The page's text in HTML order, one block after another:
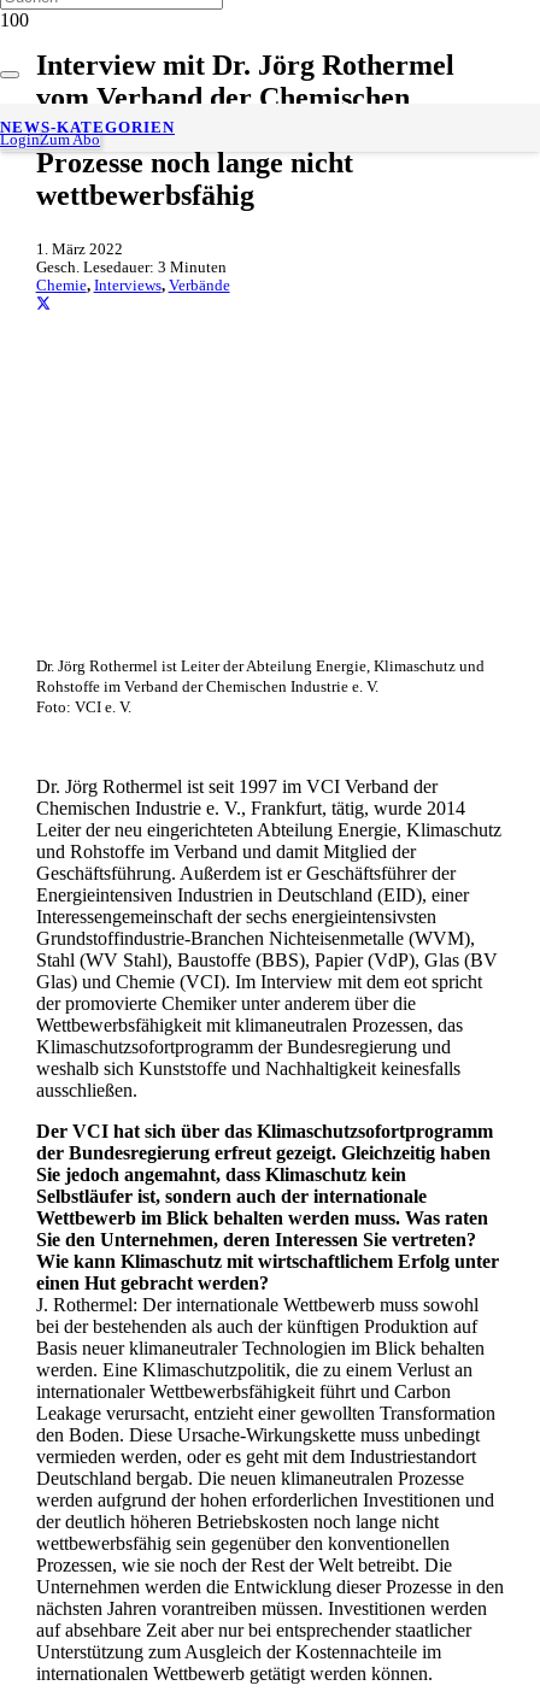
LoginZum Abo
NEWS-KATEGORIEN
Interview mit Dr. Jörg Rothermel
vom Verband der Chemischen
Industrie – Neue Klimaneutrale
Prozesse noch lange nicht
wettbewerbsfähig
1. März 2022
Gesch. Lesedauer: 3 Minuten
Chemie, Interviews, Verbände
Dr. Jörg Rothermel ist Leiter der Abteilung Energie, Klimaschutz und
Rohstoffe im Verband der Chemischen Industrie e. V.
Foto: VCI e. V.
Dr. Jörg Rothermel ist seit 1997 im VCI Verband der
Chemischen Industrie e. V., Frankfurt, tätig, wurde 2014
Leiter der neu eingerichteten Abteilung Energie, Klimaschutz
und Rohstoffe im Verband und damit Mitglied der
Geschäftsführung. Außerdem ist er Geschäftsführer der
Energieintensiven Industrien in Deutschland (EID), einer
Interessengemeinschaft der sechs energieintensivsten
Grundstoffindustrie-Branchen Nichteisenmetalle (WVM),
Stahl (WV Stahl), Baustoffe (BBS), Papier (VdP), Glas (BV
Glas) und Chemie (VCI). Im Interview mit dem eot spricht
der promovierte Chemiker unter anderem über die
Wettbewerbsfähigkeit mit klimaneutralen Prozessen, das
Klimaschutzsofortprogramm der Bundesregierung und
weshalb sich Kunststoffe und Nachhaltigkeit keinesfalls
ausschließen.
Der VCI hat sich über das Klimaschutzsofortprogramm
der Bundesregierung erfreut gezeigt. Gleichzeitig haben
Sie jedoch angemahnt, dass Klimaschutz kein
Selbstläufer ist, sondern auch der internationale
Wettbewerb im Blick behalten werden muss. Was raten
Sie den Unternehmen, deren Interessen Sie vertreten?
Wie kann Klimaschutz mit wirtschaftlichem Erfolg unter
einen Hut gebracht werden?
J. Rothermel: Der internationale Wettbewerb muss sowohl
bei der bestehenden als auch der künftigen Produktion auf
Basis neuer klimaneutraler Technologien im Blick behalten
werden. Eine Klimaschutzpolitik, die zu einem Verlust an
internationaler Wettbewerbsfähigkeit führt und Carbon
Leakage verursacht, entzieht einer gewollten Transformation
den Boden. Diese Ursache-Wirkungskette muss unbedingt
vermieden werden, oder es geht mit dem Industriestandort
Deutschland bergab. Die neuen klimaneutralen Prozesse
werden aufgrund der hohen erforderlichen Investitionen und
der deutlich höheren Betriebskosten noch lange nicht
wettbewerbsfähig sein gegenüber den konventionellen
Prozessen, wie sie noch der Rest der Welt betreibt. Die
Unternehmen werden die Entwicklung dieser Prozesse in den
nächsten Jahren vorantreiben müssen. Investitionen werden
auf absehbare Zeit aber nur bei entsprechender staatlicher
Unterstützung zum Ausgleich der Kostennachteile im
internationalen Wettbewerb getätigt werden können.